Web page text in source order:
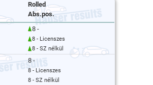
Rolled
Abs.pos.
8 -
8 - Licenszes
8 - SZ nélkül
8 -
8 - Licenszes
8 - SZ nélkül